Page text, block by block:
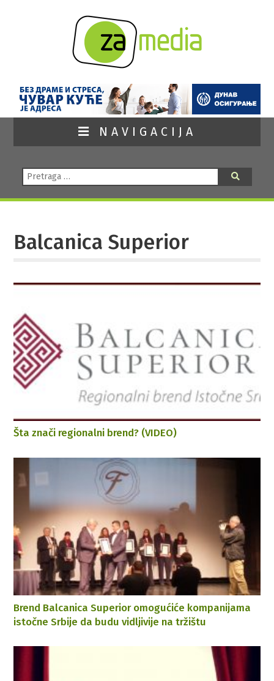
NAVIGACIJA
Pretraga:
Balcanica Superior
Šta znači regionalni brend? (VIDEO)
Brend Balcanica Superior omogućiće kompanijama
istočne Srbije da budu vidljivije na tržištu